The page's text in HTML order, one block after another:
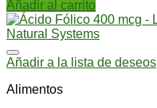
Añadir al carrito
Añadir a la lista de deseos
Alimentos